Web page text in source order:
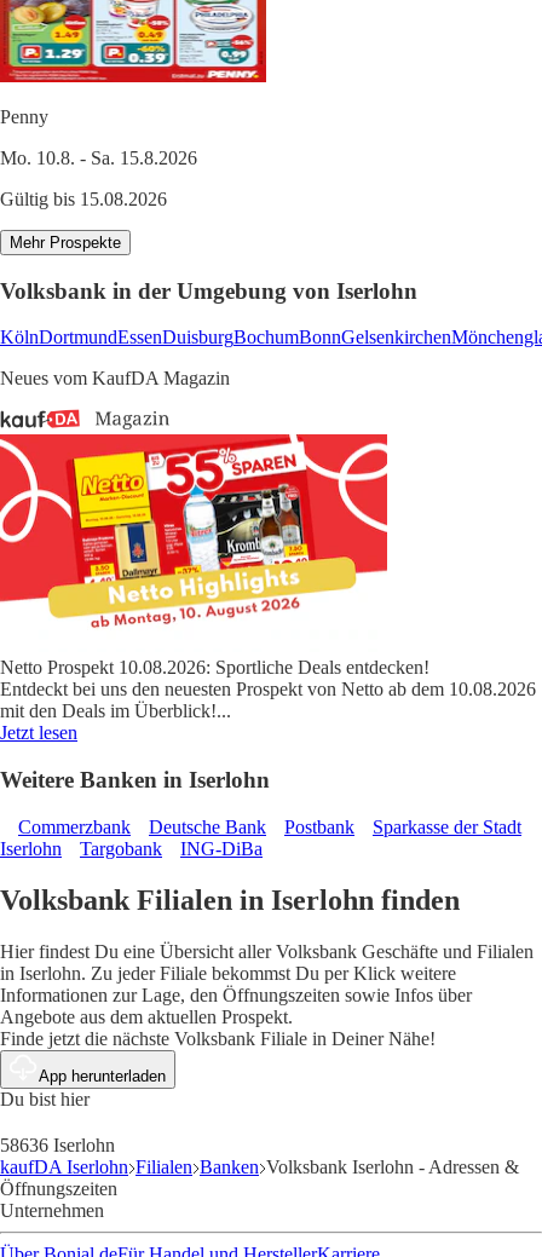
Penny
Mo. 10.8. - Sa. 15.8.2026
Gültig bis 15.08.2026
Mehr Prospekte
Volksbank in der Umgebung von Iserlohn
KölnDortmundEssenDuisburgBochumBonnGelsenkirchen
Neues vom KaufDA Magazin
Netto Prospekt 10.08.2026: Sportliche Deals entdecken!
Entdeckt bei uns den neuesten Prospekt von Netto ab dem 10.08.2026
mit den Deals im Überblick!...
Jetzt lesen
Weitere Banken in Iserlohn
Commerzbank Deutsche Bank Postbank
Sparkasse der Stadt
Iserlohn
Targobank ING-DiBa
Volksbank Filialen in Iserlohn finden
Hier findest Du eine Übersicht aller Volksbank Geschäfte und Filialen
in Iserlohn. Zu jeder Filiale bekommst Du per Klick weitere
Informationen zur Lage, den Öffnungszeiten sowie Infos über
Angebote aus dem aktuellen Prospekt.
Finde jetzt die nächste Volksbank Filiale in Deiner Nähe!
App herunterladen
Du bist hier
58636 Iserlohn
kaufDA Iserlohn Filialen Banken Volksbank Iserlohn - Adressen &
Öffnungszeiten
Unternehmen